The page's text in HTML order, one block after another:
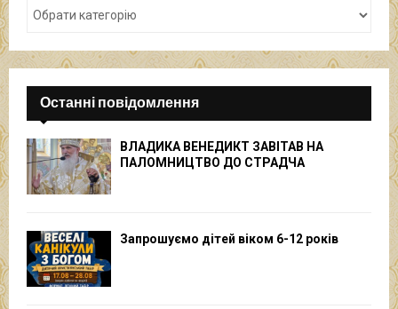
Останні повідомлення
ВЛАДИКА ВЕНЕДИКТ ЗАВІТАВ НА
ПАЛОМНИЦТВО ДО СТРАДЧА
Запрошуємо дітей віком 6-12 років